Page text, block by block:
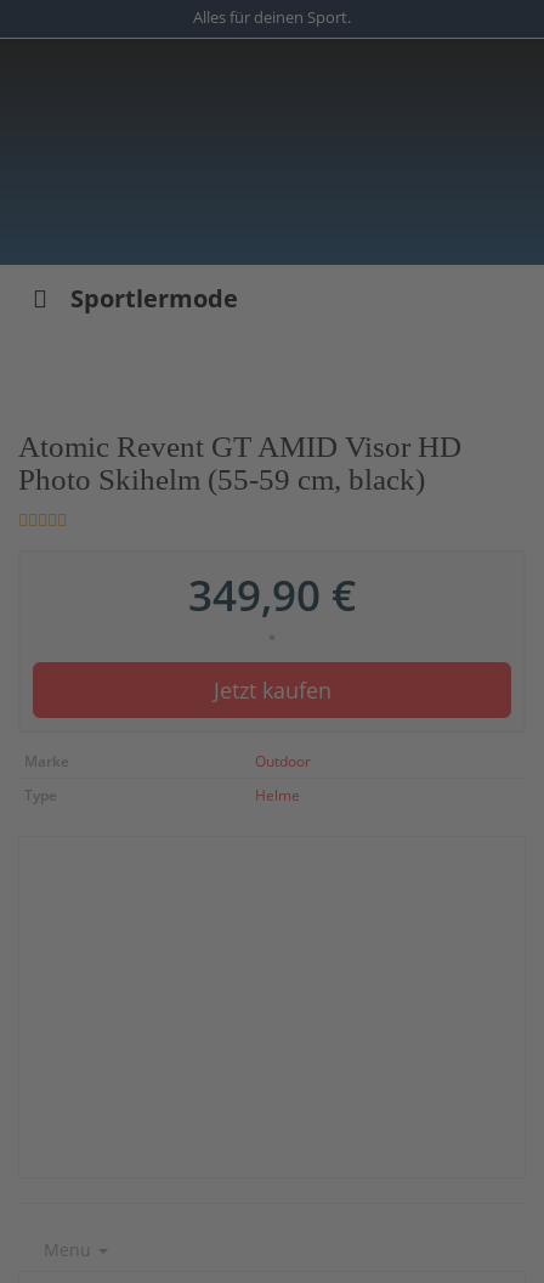
to
Alles für deinen Sport.
Sportlermode
Atomic Revent GT AMID Visor HD
Photo Skihelm (55-59 cm, black)
349,90 €
*
Jetzt kaufen
Marke
Outdoor
Type
Helme
Menu